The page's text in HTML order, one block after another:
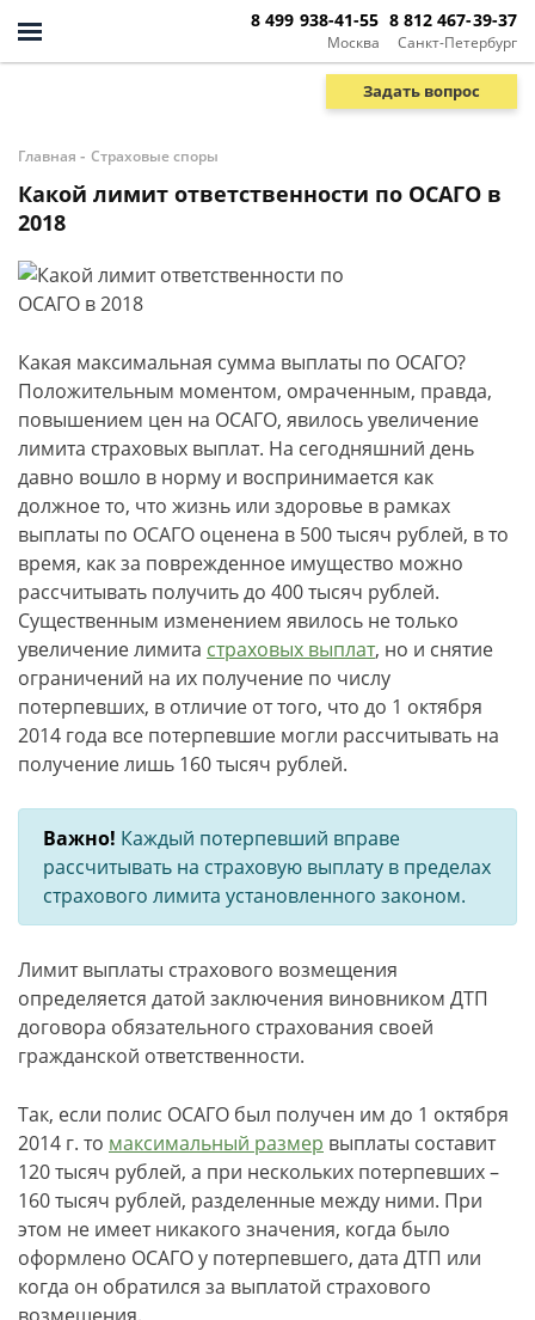
Москва
8 499 938-41-55
Санкт-Петербург
8 812 467-39-37
Задать вопрос
Главная - Страховые споры
Какой лимит ответственности по ОСАГО в
2018
Какая максимальная сумма выплаты по ОСАГО?
Положительным моментом, омраченным, правда,
повышением цен на ОСАГО, явилось увеличение
лимита страховых выплат. На сегодняшний день
давно вошло в норму и воспринимается как
должное то, что жизнь или здоровье в рамках
выплаты по ОСАГО оценена в 500 тысяч рублей, в то
время, как за поврежденное имущество можно
рассчитывать получить до 400 тысяч рублей.
Существенным изменением явилось не только
увеличение лимита страховых выплат, но и снятие
ограничений на их получение по числу
потерпевших, в отличие от того, что до 1 октября
2014 года все потерпевшие могли рассчитывать на
получение лишь 160 тысяч рублей.
Важно! Каждый потерпевший вправе
рассчитывать на страховую выплату в пределах
страхового лимита установленного законом.
Лимит выплаты страхового возмещения
определяется датой заключения виновником ДТП
договора обязательного страхования своей
гражданской ответственности.
Так, если полис ОСАГО был получен им до 1 октября
2014 г. то максимальный размер выплаты составит
120 тысяч рублей, а при нескольких потерпевших –
160 тысяч рублей, разделенные между ними. При
этом не имеет никакого значения, когда было
оформлено ОСАГО у потерпевшего, дата ДТП или
когда он обратился за выплатой страхового